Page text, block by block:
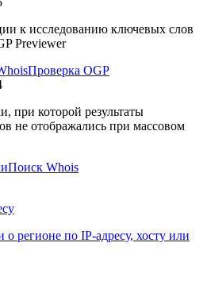
к исследованию ключевых слов
Previewer
Проверка OGP
при которой результаты
не отображались при массовом
Поиск Whois
регионе по IP-адресу, хосту или